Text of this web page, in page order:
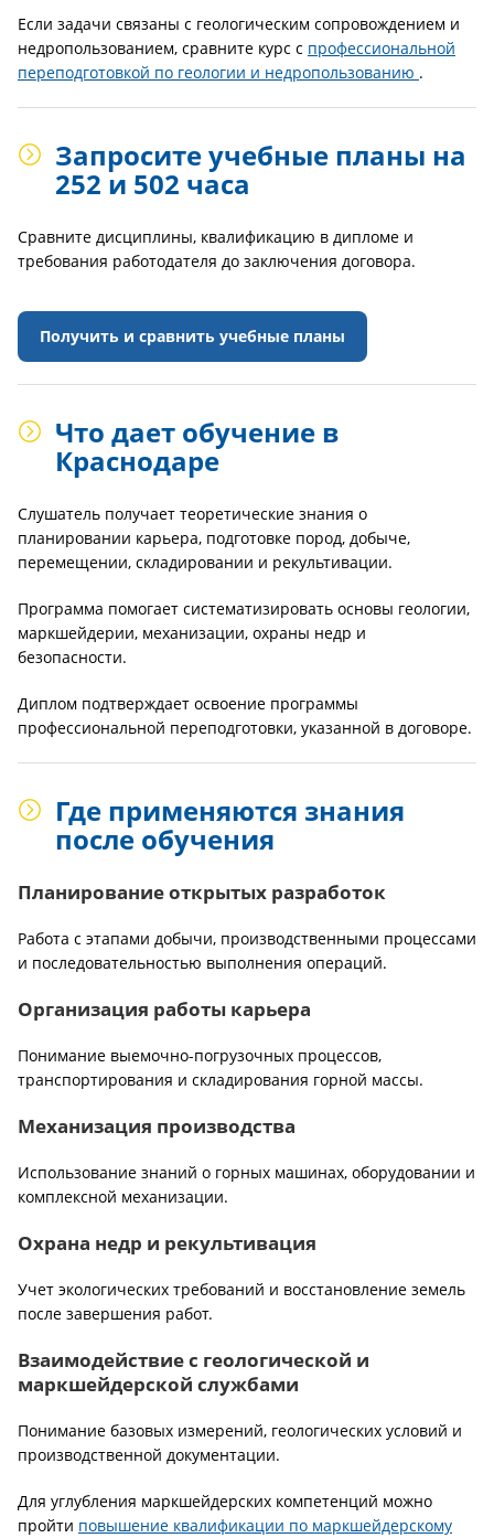
Если задачи связаны с геологическим сопровождением и
недропользованием, сравните курс с профессиональной
переподготовкой по геологии и недропользованию .
Запросите учебные планы на
252 и 502 часа
Сравните дисциплины, квалификацию в дипломе и
требования работодателя до заключения договора.
Получить и сравнить учебные планы
Что дает обучение в
Краснодаре
Слушатель получает теоретические знания о
планировании карьера, подготовке пород, добыче,
перемещении, складировании и рекультивации.
Программа помогает систематизировать основы геологии,
маркшейдерии, механизации, охраны недр и
безопасности.
Диплом подтверждает освоение программы
профессиональной переподготовки, указанной в договоре.
Где применяются знания
после обучения
Планирование открытых разработок
Работа с этапами добычи, производственными процессами
и последовательностью выполнения операций.
Организация работы карьера
Понимание выемочно-погрузочных процессов,
транспортирования и складирования горной массы.
Механизация производства
Использование знаний о горных машинах, оборудовании и
комплексной механизации.
Охрана недр и рекультивация
Учет экологических требований и восстановление земель
после завершения работ.
Взаимодействие с геологической и
маркшейдерской службами
Понимание базовых измерений, геологических условий и
производственной документации.
Для углубления маркшейдерских компетенций можно
пройти повышение квалификации по маркшейдерскому